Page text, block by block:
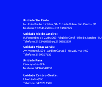
Unidade São Paulo:
Av. João Paulo da Silva, 50 - Cidade Dutra - São Paulo - SP
Telefone: 11 2344.2588 ou 011 3368.7225
Unidade Rio de Janeiro:
R. Fernandes da Cunha 209 - Vigário Geral - Rio de Janeiro - RJ
Telefone: 21 3346.0785 ou 21 2038.3339
Unidade Minas Gerais:
Av. Montreal, 524 - Jardim Canadá - Nova Lima - MG
Telefone: 31 3995.7630
Unidade Pará:
Parauapebas/PA
Telefone: 94 97604.0052
Unidade Centro-Oeste:
Uberlândia/MG
Telefone : 34 2028.1588